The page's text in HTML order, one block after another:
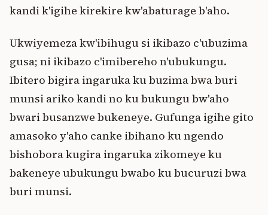
kandi k'igihe kirekire kw'abaturage b'aho.
Ukwiyemeza kw'ibihugu si ikibazo c'ubuzima
gusa; ni ikibazo c'imibereho n'ubukungu.
Ibitero bigira ingaruka ku buzima bwa buri
munsi ariko kandi no ku bukungu bw'aho
bwari busanzwe bukeneye. Gufunga igihe gito
amasoko y'aho canke ibihano ku ngendo
bishobora kugira ingaruka zikomeye ku
bakeneye ubukungu bwabo ku bucuruzi bwa
buri munsi.